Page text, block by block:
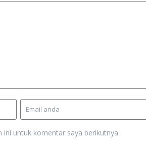
untuk komentar saya berikutnya.